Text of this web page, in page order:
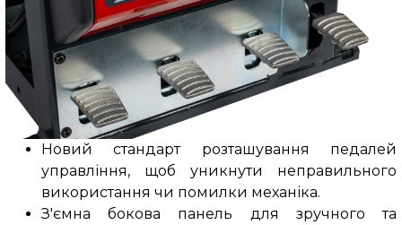
Новий стандарт розташування педалей
управління, щоб уникнути неправильного
використання чи помилки механіка.
З'ємна бокова панель для зручного та